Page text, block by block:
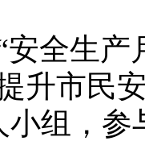
安全生
升市民
小组，